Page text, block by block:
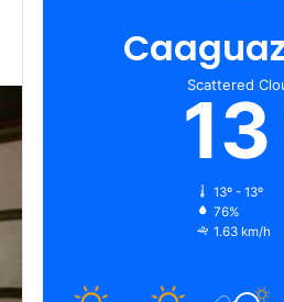
Scattered
13
13º - 13º
76%
1.63 km/h